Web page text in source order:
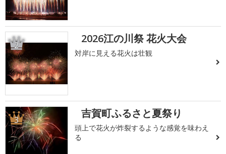
2 2026江の川祭 花火大会
対岸に見える花火は壮観
3 吉賀町ふるさと夏祭り
頭上で花火が炸裂するような感覚を味わえ
る